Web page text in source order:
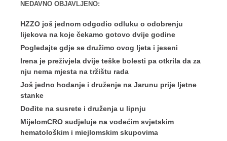
NEDAVNO OBJAVLJENO:
HZZO još jednom odgodio odluku o odobrenju
lijekova na koje čekamo gotovo dvije godine
Pogledajte gdje se družimo ovog ljeta i jeseni
Irena je preživjela dvije teške bolesti pa otkrila da za
nju nema mjesta na tržištu rada
Još jedno hodanje i druženje na Jarunu prije ljetne
stanke
Dođite na susrete i druženja u lipnju
MijelomCRO sudjeluje na vodećim svjetskim
hematološkim i miejlomskim skupovima